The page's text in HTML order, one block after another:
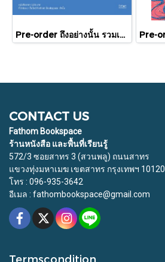
Pre-order ถึงอย่างนั้น รวมเรื่องสั้น / ภู่มณี ศิริพรไพบูลย์ / สำนักพิมพ์ตำหนัก
CONTACT US
Fathom Bookspace
ร้านหนังสือ และพื้นที่เรียนรู้
572/3 ซอยสาทร 3 (สวนพลู) ถนนสาทร
แขวงทุ่งมหาเมฆ เขตสาทร กรุงเทพฯ 10120
โทร : 096-935-3642
อีเมล : fathombookspace@gmail.com
Termscondition